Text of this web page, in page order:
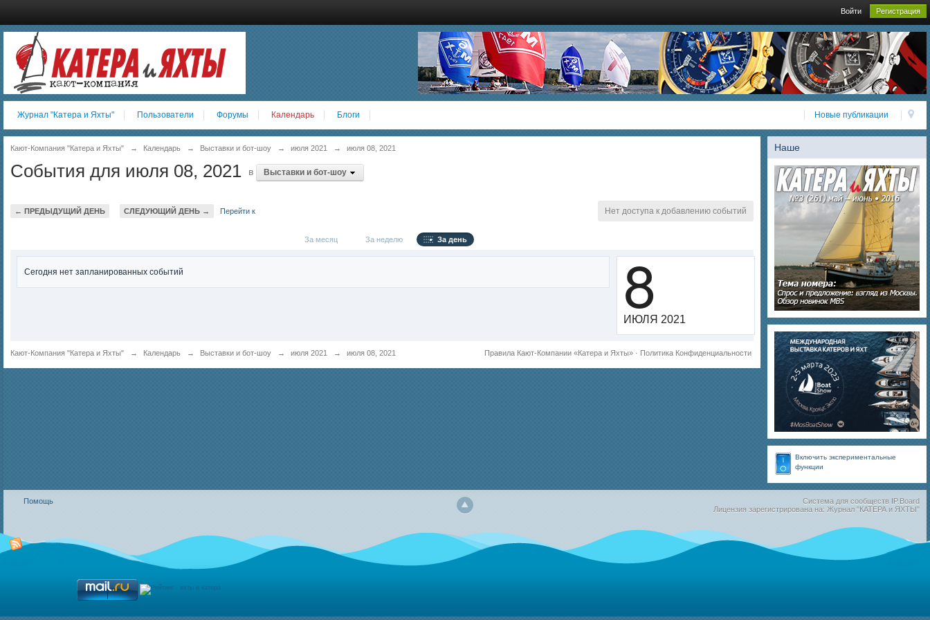
Войти Регистрация
Новые публикации
Журнал "Катера и Яхты" Пользователи Форумы Календарь Блоги
Наше
Включить экспериментальные
функции
Кают-Компания "Катера и Яхты" → Календарь → Выставки и бот-шоу → июля 2021 → июля 08, 2021
События для июля 08, 2021 в Выставки и бот-шоу
← ПРЕДЫДУЩИЙ ДЕНЬ СЛЕДУЮЩИЙ ДЕНЬ → Перейти к Нет доступа к добавлению событий
За месяц За неделю За день
Сегодня нет запланированных событий 8
ИЮЛЯ 2021
Кают-Компания "Катера и Яхты" → Календарь → Выставки и бот-шоу → июля 2021 → июля 08, 2021 Политика Конфиденциальности
Правила Кают-Компании «Катера и Яхты» ·
Помощь Система для сообществ IP.Board
Лицензия зарегистрирована на: Журнал "КАТЕРА и ЯХТЫ"